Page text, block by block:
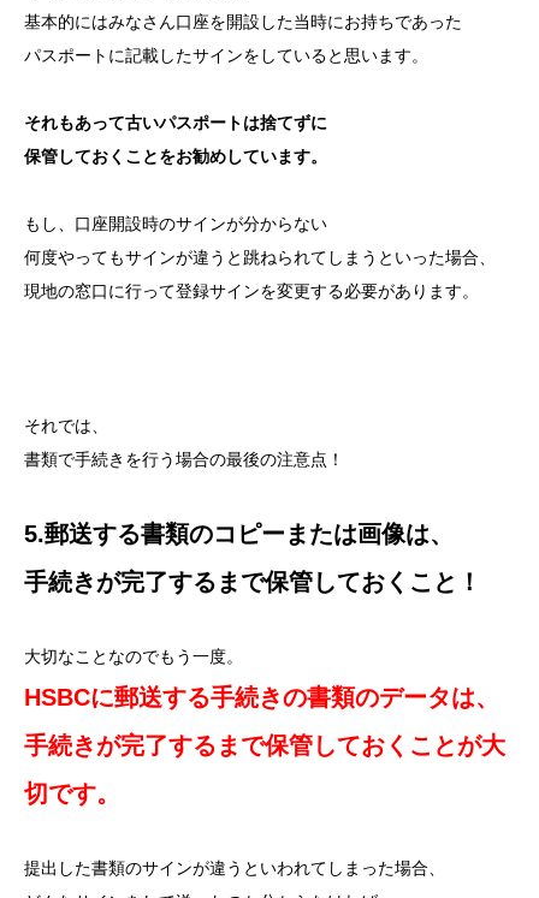
基本的にはみなさん口座を開設した当時にお持ちであった
パスポートに記載したサインをしていると思います。
それもあって古いパスポートは捨てずに
保管しておくことをお勧めしています。
もし、口座開設時のサインが分からない
何度やってもサインが違うと跳ねられてしまうといった場合、
現地の窓口に行って登録サインを変更する必要があります。
それでは、
書類で手続きを行う場合の最後の注意点！
5.郵送する書類のコピーまたは画像は、
手続きが完了するまで保管しておくこと！
大切なことなのでもう一度。
HSBCに郵送する手続きの書類のデータは、
手続きが完了するまで保管しておくことが大
切です。
提出した書類のサインが違うといわれてしまった場合、